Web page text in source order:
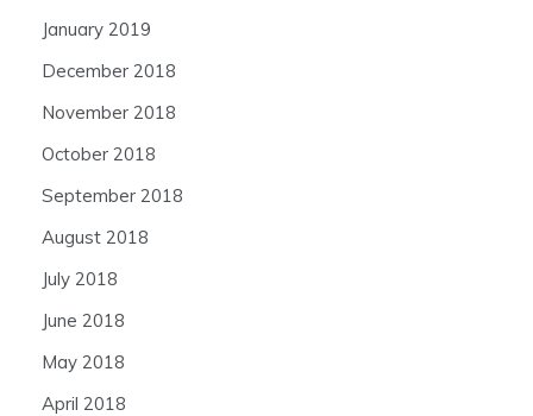
January 2019
December 2018
November 2018
October 2018
September 2018
August 2018
July 2018
June 2018
May 2018
April 2018